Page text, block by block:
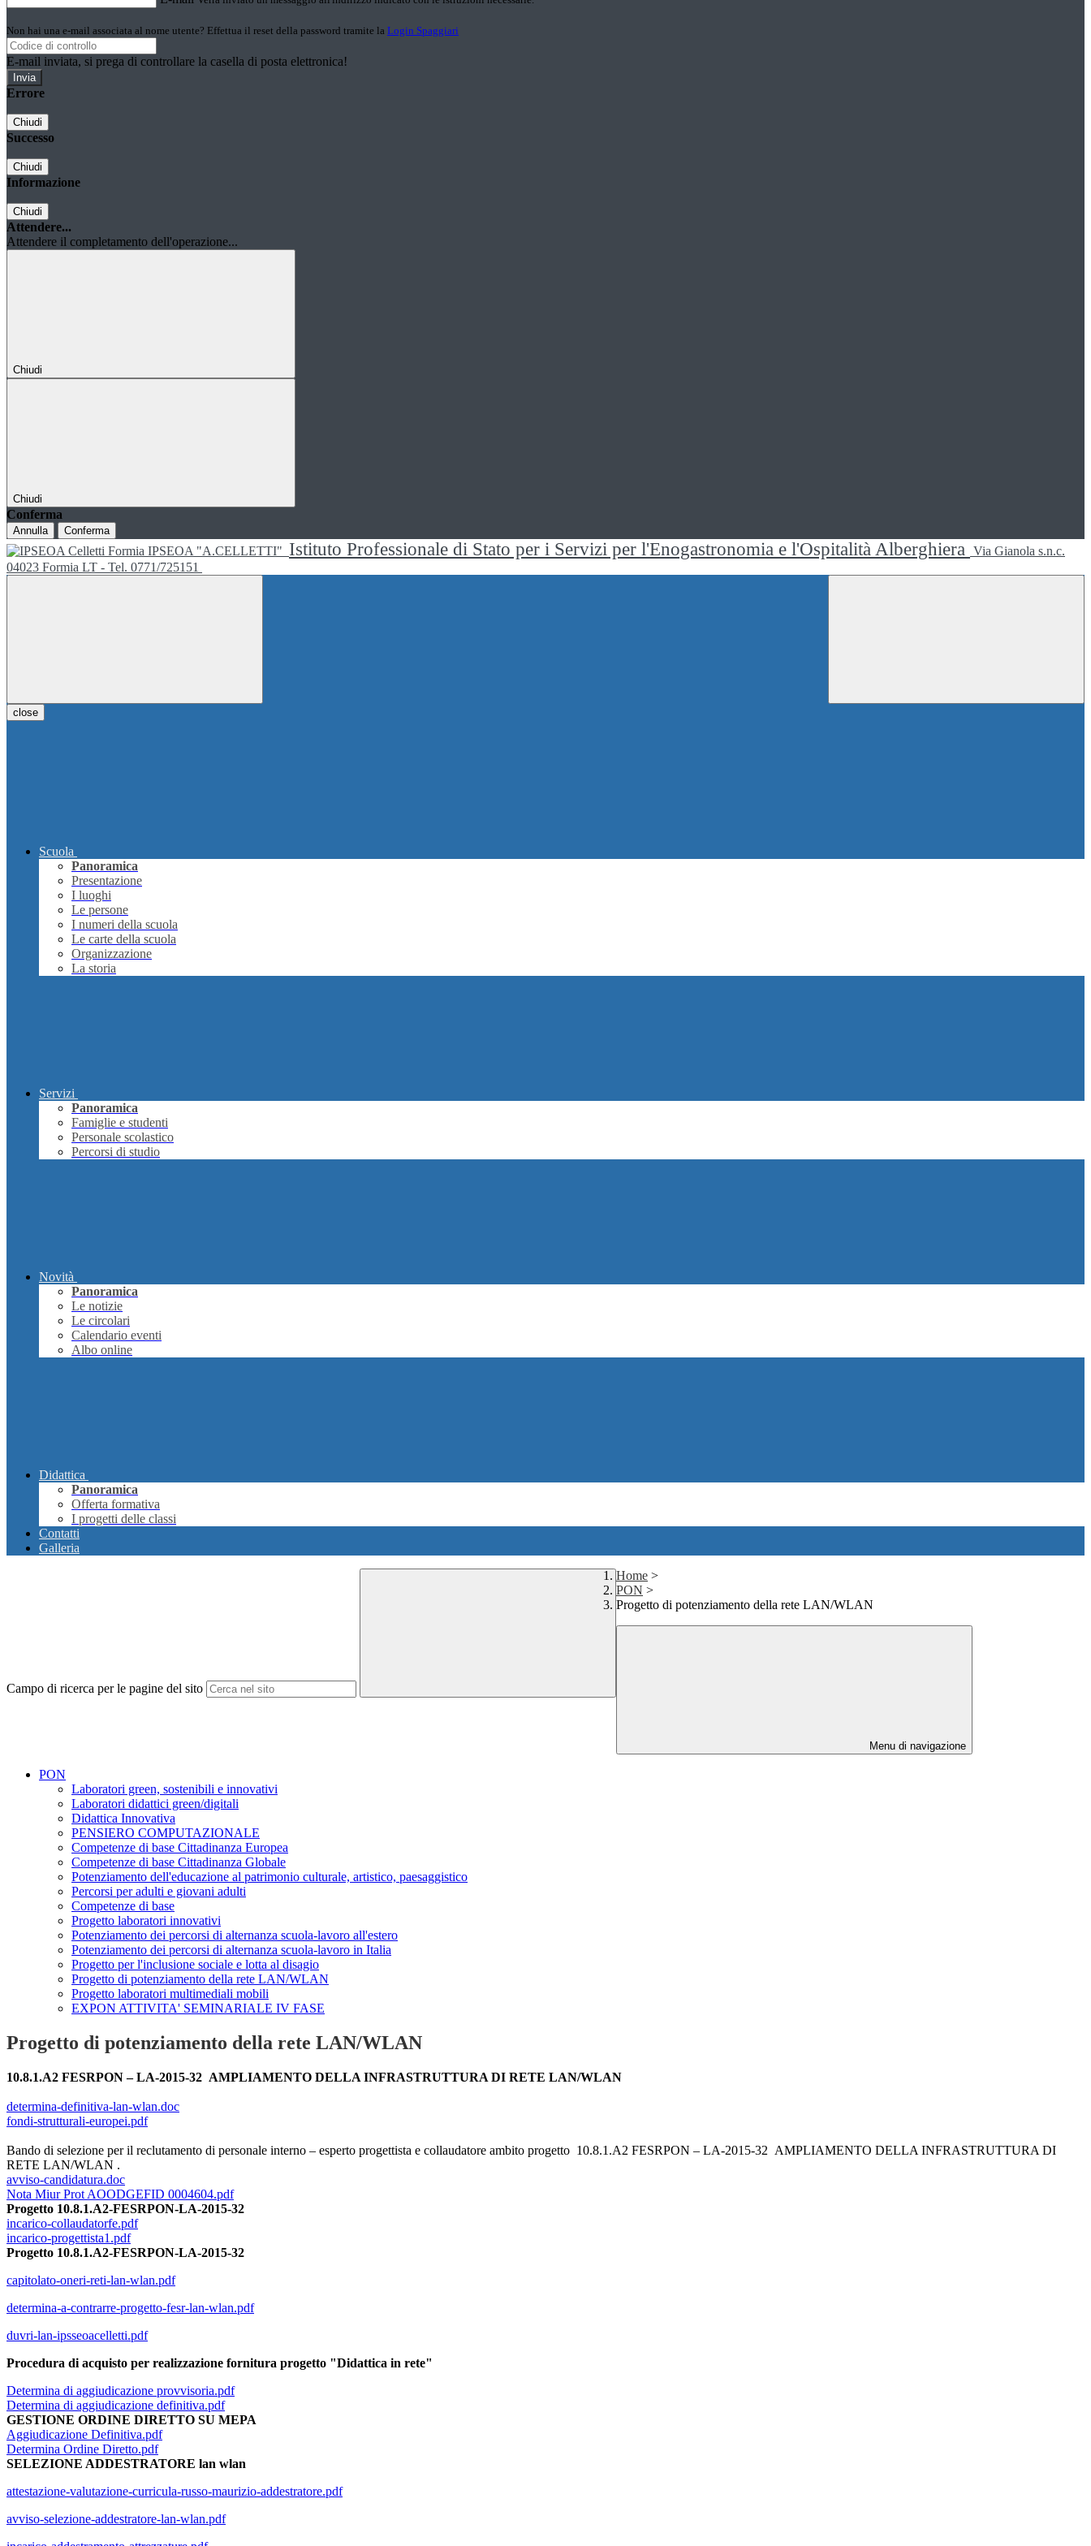
Non hai una e-mail associata al nome utente? Effettua il reset della password tramite la Login Spaggiari
E-mail inviata, si prega di controllare la casella di posta elettronica!
Errore
Chiudi
Successo
Chiudi
Informazione
Chiudi
Attendere...
Attendere il completamento dell'operazione...
Chiudi
Chiudi
Conferma
Annulla Conferma
IPSEOA "A.CELLETTI" Istituto Professionale di Stato per i Servizi per l'Enogastronomia e l'Ospitalità Alberghiera Via Gianola s.n.c.
04023 Formia LT - Tel. 0771/725151
close
Scuola
Panoramica
Presentazione
I luoghi
Le persone
I numeri della scuola
Le carte della scuola
Organizzazione
La storia
Servizi
Panoramica
Famiglie e studenti
Personale scolastico
Percorsi di studio
Novità
Panoramica
Le notizie
Le circolari
Calendario eventi
Albo online
Didattica
Panoramica
Offerta formativa
I progetti delle classi
Contatti
Galleria
Campo di ricerca per le pagine del sito
Home >
PON >
Progetto di potenziamento della rete LAN/WLAN
Menu di navigazione
PON
Laboratori green, sostenibili e innovativi
Laboratori didattici green/digitali
Didattica Innovativa
PENSIERO COMPUTAZIONALE
Competenze di base Cittadinanza Europea
Competenze di base Cittadinanza Globale
Potenziamento dell'educazione al patrimonio culturale, artistico, paesaggistico
Percorsi per adulti e giovani adulti
Competenze di base
Progetto laboratori innovativi
Potenziamento dei percorsi di alternanza scuola-lavoro all'estero
Potenziamento dei percorsi di alternanza scuola-lavoro in Italia
Progetto per l'inclusione sociale e lotta al disagio
Progetto di potenziamento della rete LAN/WLAN
Progetto laboratori multimediali mobili
EXPON ATTIVITA' SEMINARIALE IV FASE
Progetto di potenziamento della rete LAN/WLAN
10.8.1.A2 FESRPON – LA-2015-32 AMPLIAMENTO DELLA INFRASTRUTTURA DI RETE LAN/WLAN
determina-definitiva-lan-wlan.doc
fondi-strutturali-europei.pdf
Bando di selezione per il reclutamento di personale interno – esperto progettista e collaudatore ambito progetto 10.8.1.A2 FESRPON – LA-2015-32 AMPLIAMENTO DELLA INFRASTRUTTURA DI
RETE LAN/WLAN .
avviso-candidatura.doc
Nota Miur Prot AOODGEFID 0004604.pdf
Progetto 10.8.1.A2-FESRPON-LA-2015-32
incarico-collaudatorfe.pdf
incarico-progettista1.pdf
Progetto 10.8.1.A2-FESRPON-LA-2015-32
capitolato-oneri-reti-lan-wlan.pdf
determina-a-contrarre-progetto-fesr-lan-wlan.pdf
duvri-lan-ipsseoacelletti.pdf
Procedura di acquisto per realizzazione fornitura progetto "Didattica in rete"
Determina di aggiudicazione provvisoria.pdf
Determina di aggiudicazione definitiva.pdf
GESTIONE ORDINE DIRETTO SU MEPA
Aggiudicazione Definitiva.pdf
Determina Ordine Diretto.pdf
SELEZIONE ADDESTRATORE lan wlan
attestazione-valutazione-curricula-russo-maurizio-addestratore.pdf
avviso-selezione-addestratore-lan-wlan.pdf